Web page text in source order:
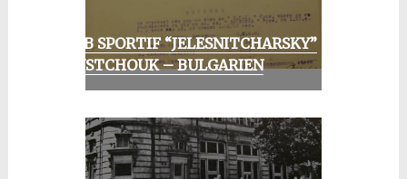
CLUB SPORTIF “JELESNITCHARSKY”
ROUSTCHOUK – BULGARIEN